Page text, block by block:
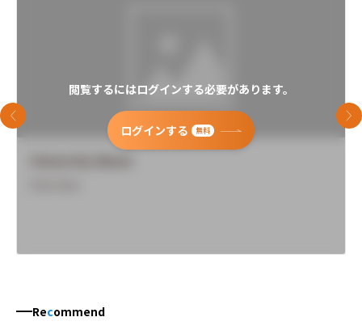
閲覧するにはログインする必要があります。
ログインする 無料
前のスライド 次
Recommend